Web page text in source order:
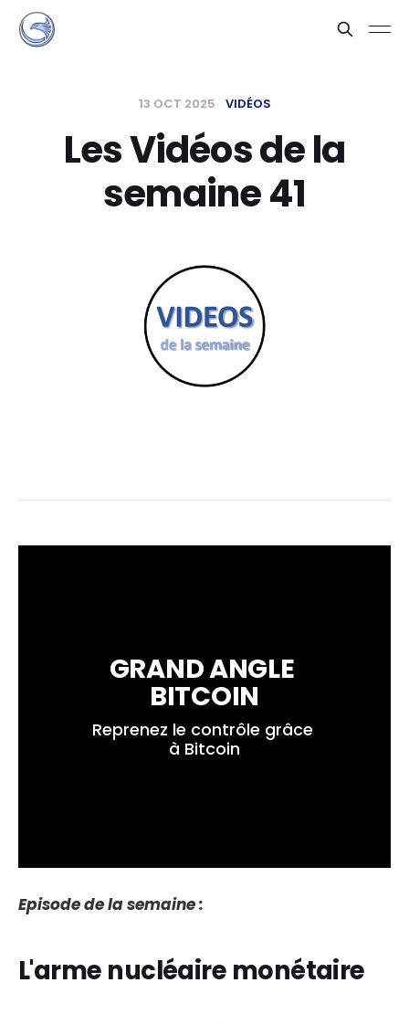
13 OCT 2025 VIDÉOS
Les Vidéos de la
semaine 41
GRAND ANGLE
BITCOIN
Reprenez le contrôle grâce
à Bitcoin
Episode de la semaine :
L'arme nucléaire monétaire